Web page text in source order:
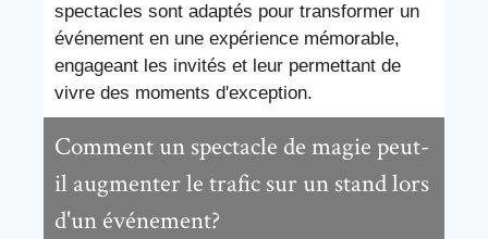
spectacles sont adaptés pour transformer un
événement en une expérience mémorable,
engageant les invités et leur permettant de
vivre des moments d'exception.
Comment un spectacle de magie peut-
il augmenter le trafic sur un stand lors
d'un événement?